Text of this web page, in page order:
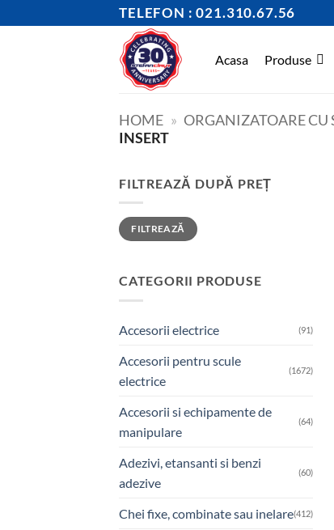
to
TELEFON : 021.310.67.56
Acasa Produse
HOME » ORGANIZATOARE CU
INSERT
FILTREAZĂ DUPĂ PREȚ
Preț
minim
Preț
maxim
FILTREAZĂ
CATEGORII PRODUSE
Accesorii electrice (91)
Accesorii pentru scule
electrice
(1672)
Accesorii si echipamente de
manipulare
(64)
Adezivi, etansanti si benzi
adezive
(60)
Chei fixe, combinate sau inelare(412)